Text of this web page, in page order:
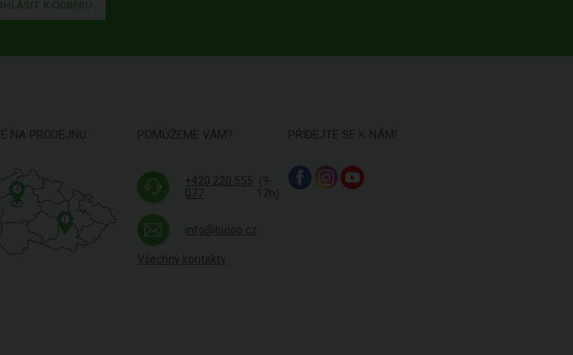
K ODBĚRU
NA PRODEJNU
4
POMŮŽEME VÁM?
+420 220 555
077
(9-
17h)
info@biooo.cz
Všechny kontakty
PŘIDEJTE SE K NÁM!